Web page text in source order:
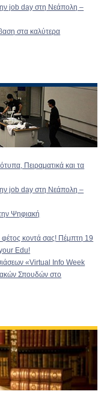
job day στη Νεάπολη –
στα καλύτερα
Πειραματικά και τα
job day στη Νεάπολη –
Ψηφιακή
κοντά σας! Πέμπτη 19
Edu!
«Virtual Info Week
Σπουδών στο